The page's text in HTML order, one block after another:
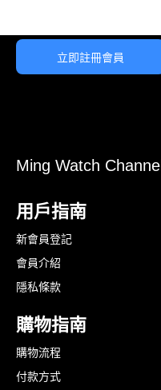
立即註冊會員
Ming Watch Channel
用戶指南
新會員登記
會員介紹
隱私條款
購物指南
購物流程
付款方式